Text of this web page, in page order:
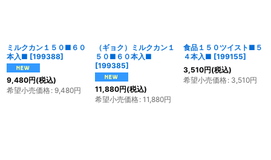
ミルクカン１５０■６０
本入■ [199388]
9,480円(税込)
希望小売価格: 9,480円
（ギョク）ミルクカン１
５０■６０本入■
[199385]
11,880円(税込)
希望小売価格: 11,880円
食品１５０ツイスト■５
４本入■ [199155]
3,510円(税込)
希望小売価格: 3,510円